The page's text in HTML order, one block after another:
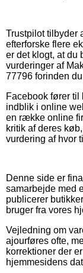
Trustpilot tilbyder
efterforske flere
er det klogt, at du
vurderinger af
77796 forinden
Facebook fører til
indblik i online
en række online
kritik af deres
vurdering af hvor
Denne side er
samarbejde med
publicerer
bruger fra vores
Vejledning om
ajourføres ofte,
korrektioner der
hjemmesidens